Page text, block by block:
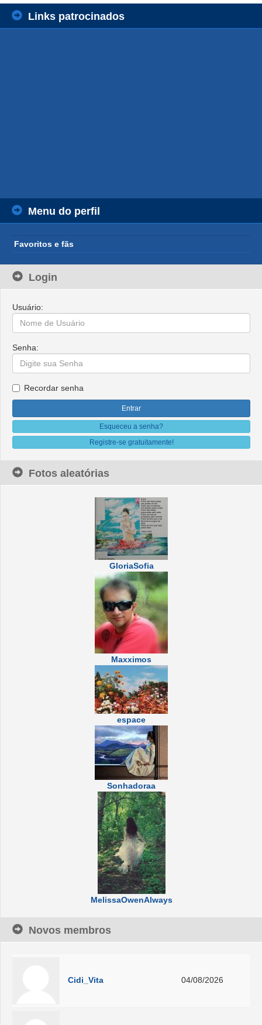
Links patrocinados
Menu do perfil
Favoritos e fãs
Login
Usuário:
Senha:
Recordar senha
Esqueceu a senha?
Registre-se gratuitamente!
Fotos aleatórias
GloriaSofia
Maxximos
espace
Sonhadoraa
MelissaOwenAlways
Novos membros
Cidi_Vita 04/08/2026